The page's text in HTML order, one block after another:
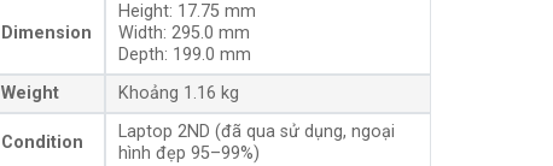
Dimension
Height: 17.75 mm
Width: 295.0 mm
Depth: 199.0 mm
Weight
Khoảng 1.16 kg
Condition
Laptop 2ND (đã qua sử dụng, ngoại
hình đẹp 95–99%)